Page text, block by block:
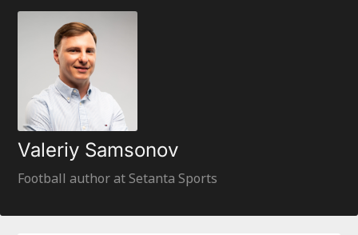
Valeriy Samsonov
Football author at Setanta Sports